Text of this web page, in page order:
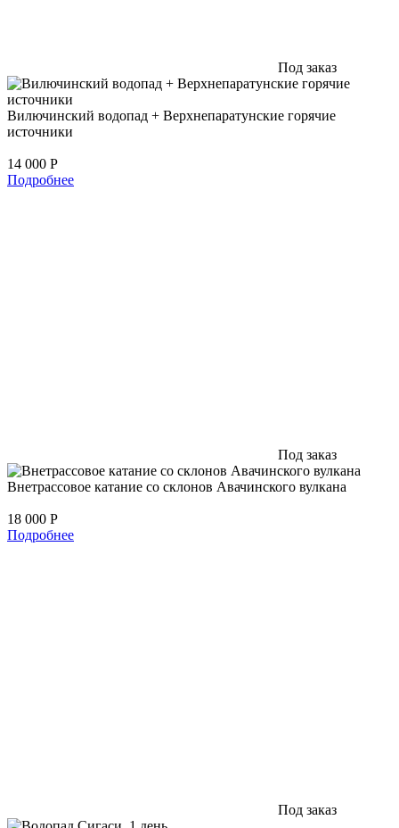
Под заказ
Вилючинский водопад + Верхнепаратунские горячие
источники
14 000 Р
Подробнее
Под заказ
Внетрассовое катание со склонов Авачинского вулкана
18 000 Р
Подробнее
Под заказ